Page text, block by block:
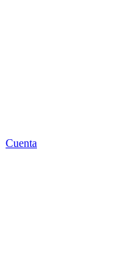
Cuenta